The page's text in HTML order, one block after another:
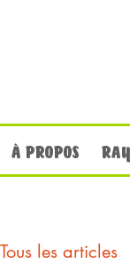
À PROPOS
Tous les articles